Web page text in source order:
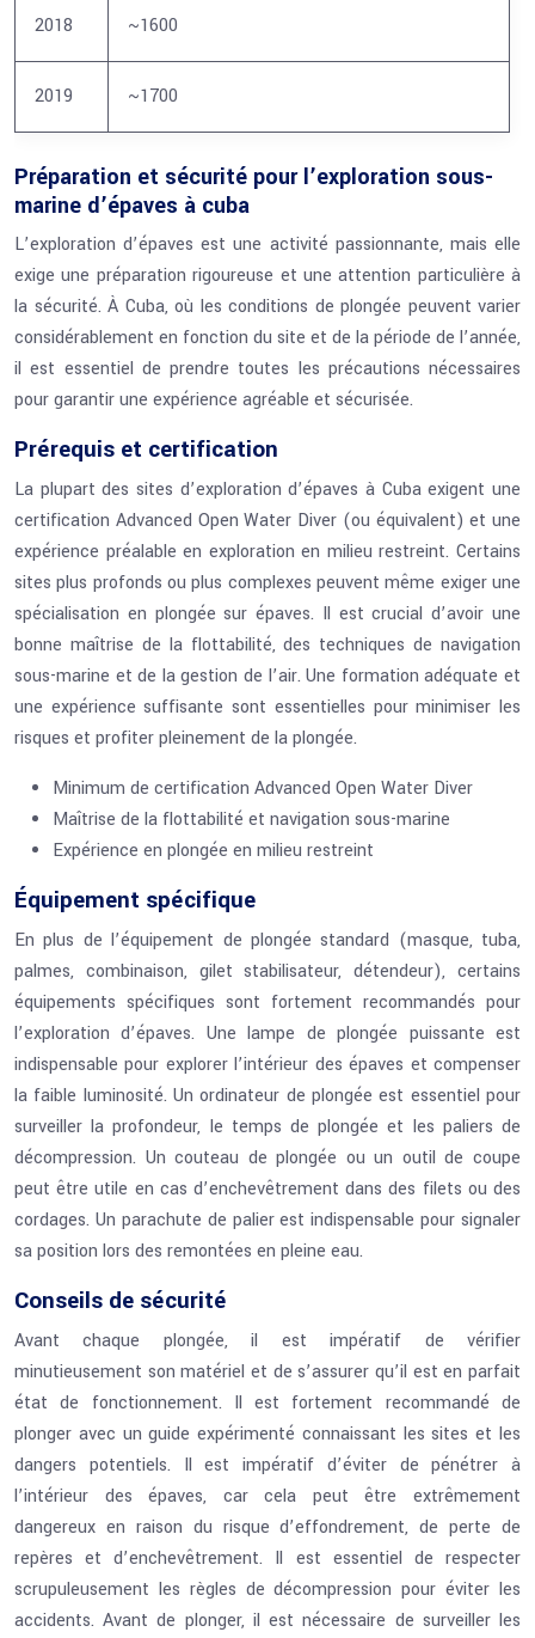
2018 ~1600
2019 ~1700
Préparation et sécurité pour l’exploration sous-
marine d’épaves à cuba
L’exploration d’épaves est une activité passionnante, mais elle
exige une préparation rigoureuse et une attention particulière à
la sécurité. À Cuba, où les conditions de plongée peuvent varier
considérablement en fonction du site et de la période de l’année,
il est essentiel de prendre toutes les précautions nécessaires
pour garantir une expérience agréable et sécurisée.
Prérequis et certification
La plupart des sites d’exploration d’épaves à Cuba exigent une
certification Advanced Open Water Diver (ou équivalent) et une
expérience préalable en exploration en milieu restreint. Certains
sites plus profonds ou plus complexes peuvent même exiger une
spécialisation en plongée sur épaves. Il est crucial d’avoir une
bonne maîtrise de la flottabilité, des techniques de navigation
sous-marine et de la gestion de l’air. Une formation adéquate et
une expérience suffisante sont essentielles pour minimiser les
risques et profiter pleinement de la plongée.
Minimum de certification Advanced Open Water Diver
Maîtrise de la flottabilité et navigation sous-marine
Expérience en plongée en milieu restreint
Équipement spécifique
En plus de l’équipement de plongée standard (masque, tuba,
palmes, combinaison, gilet stabilisateur, détendeur), certains
équipements spécifiques sont fortement recommandés pour
l’exploration d’épaves. Une lampe de plongée puissante est
indispensable pour explorer l’intérieur des épaves et compenser
la faible luminosité. Un ordinateur de plongée est essentiel pour
surveiller la profondeur, le temps de plongée et les paliers de
décompression. Un couteau de plongée ou un outil de coupe
peut être utile en cas d’enchevêtrement dans des filets ou des
cordages. Un parachute de palier est indispensable pour signaler
sa position lors des remontées en pleine eau.
Conseils de sécurité
Avant chaque plongée, il est impératif de vérifier
minutieusement son matériel et de s’assurer qu’il est en parfait
état de fonctionnement. Il est fortement recommandé de
plonger avec un guide expérimenté connaissant les sites et les
dangers potentiels. Il est impératif d’éviter de pénétrer à
l’intérieur des épaves, car cela peut être extrêmement
dangereux en raison du risque d’effondrement, de perte de
repères et d’enchevêtrement. Il est essentiel de respecter
scrupuleusement les règles de décompression pour éviter les
accidents. Avant de plonger, il est nécessaire de surveiller les